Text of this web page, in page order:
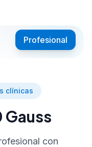
Profesional
clínicas
con